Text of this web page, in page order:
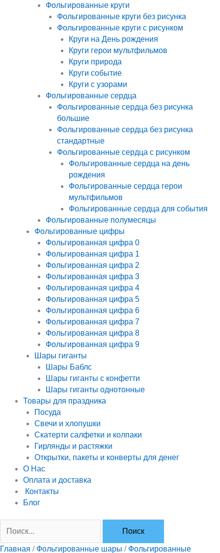
Фольгированные круги
Фольгированные круги без рисунка
Фольгированные круги с рисунком
Круги на День рождения
Круги герои мультфильмов
Круги природа
Круги событие
Круги с узорами
Фольгированные сердца
Фольгированные сердца без рисунка
большие
Фольгированные сердца без рисунка
стандартные
Фольгированные сердца с рисунком
Фольгированные сердца на день
рождения
Фольгированные сердца герои
мультфильмов
Фольгированные сердца для события
Фольгированные полумесяцы
Фольгированные цифры
Фольгированная цифра 0
Фольгированная цифра 1
Фольгированная цифра 2
Фольгированная цифра 3
Фольгированная цифра 4
Фольгированная цифра 5
Фольгированная цифра 6
Фольгированная цифра 7
Фольгированная цифра 8
Фольгированная цифра 9
Шары гиганты
Шары Баблс
Шары гиганты с конфетти
Шары гиганты однотонные
Товары для праздника
Посуда
Свечи и хлопушки
Скатерти салфетки и колпаки
Гирлянды и растяжки
Открытки, пакеты и конверты для денег
О Нас
Оплата и доставка
Контакты
Блог
Главная / Фольгированные шары / Фольгированные